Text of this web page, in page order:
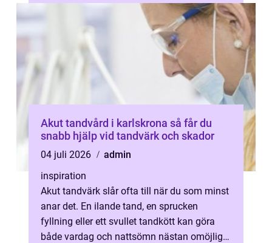
Akut tandvård i karlskrona så får du
snabb hjälp vid tandvärk och skador
04 juli 2026
admin
inspiration
Akut tandvärk slår ofta till när du som minst
anar det. En ilande tand, en sprucken
fyllning eller ett svullet tandkött kan göra
både vardag och nattsömn nästan omöjlig.